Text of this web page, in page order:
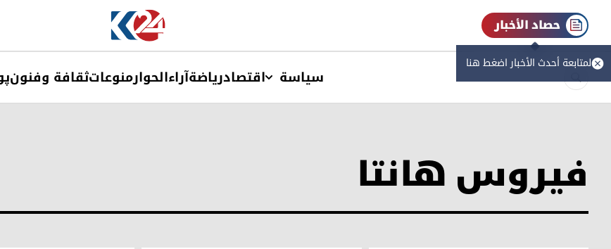
حصاد الأخبار
لمتابعة أحدث الأخبار اضغط هنا
سیاسة اقتصادریاضةآراءالحوارمنوعاتثقافة وفنون
فيروس هانتا